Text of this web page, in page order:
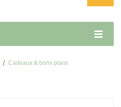
Cadeaux & bons plans